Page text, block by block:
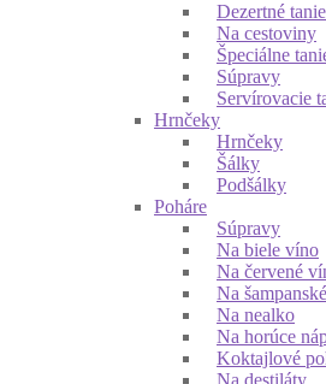
Dezertné
Na cestoviny
Špeciálne
Súpravy
Servírovacie
Hrnčeky
Hrnčeky
Šálky
Podšálky
Poháre
Súpravy
Na biele víno
Na červené
Na šampanské
Na nealko
Na horúce
Koktajlové
Na destiláty